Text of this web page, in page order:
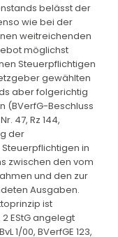
belässt der
wie bei der
weitreichenden
möglichst
Steuerpflichtigen
gewählten
aber folgerichtig
(BVerfG-Beschluss
47, Rz 144,
der
in
zwischen den vom
und den zur
Ausgaben.
ist
EStG angelegt
1/00, BVerfGE 123,